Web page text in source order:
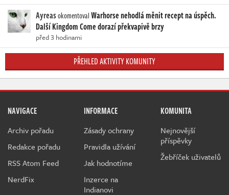
AyreasokomentovalWarhorse nehodlá měnit recept na úspěch.
Další Kingdom Come dorazí překvapivě brzy
před 3 hodinami
PŘEHLED AKTIVITY KOMUNITY
NAVIGACE
Archiv pořadu
Redakce pořadu
RSS Atom Feed
NerdFix
INFORMACE
Zásady ochrany
Pravidla užívání
Jak hodnotíme
Inzerce na
Indianovi
KOMUNITA
Nejnovější
příspěvky
Žebříček uživatelů